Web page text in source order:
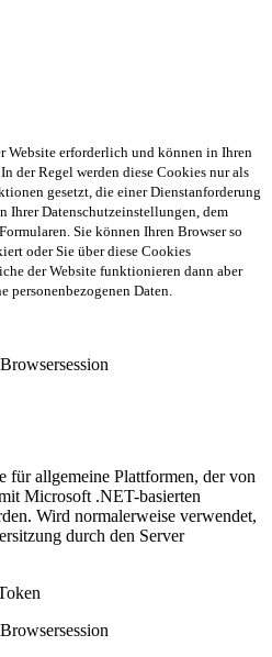
Website erforderlich und können in Ihren
der Regel werden diese Cookies nur als
gesetzt, die einer Dienstanforderung
Ihrer Datenschutzeinstellungen, dem
Sie können Ihren Browser so
oder Sie über diese Cookies
der Website funktionieren dann aber
personenbezogenen Daten.
für allgemeine Plattformen, der von
Microsoft .NET-basierten
Wird normalerweise verwendet,
durch den Server